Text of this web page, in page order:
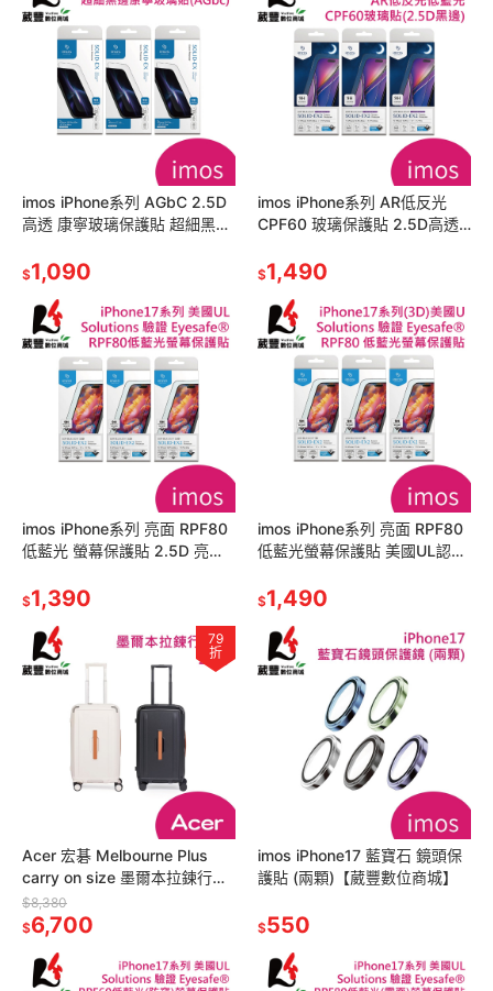
imos iPhone系列 AGbC 2.5D
高透 康寧玻璃保護貼 超細黑邊
$1,090
imos iPhone系列 AR低反光
CPF60 玻璃保護貼 2.5D高透
$1,490
imos iPhone系列 亮面 RPF80
低藍光 螢幕保護貼 2.5D 亮面
$1,390
imos iPhone系列 亮面 RPF80
低藍光螢幕保護貼 美國UL認證
$1,490
79
折
Acer 宏碁 Melbourne Plus
carry on size 墨爾本拉鍊行李
箱 24吋
$8,380
$6,700
imos iPhone17 藍寶石 鏡頭保
護貼 (兩顆)【葳豐數位商城】
$550